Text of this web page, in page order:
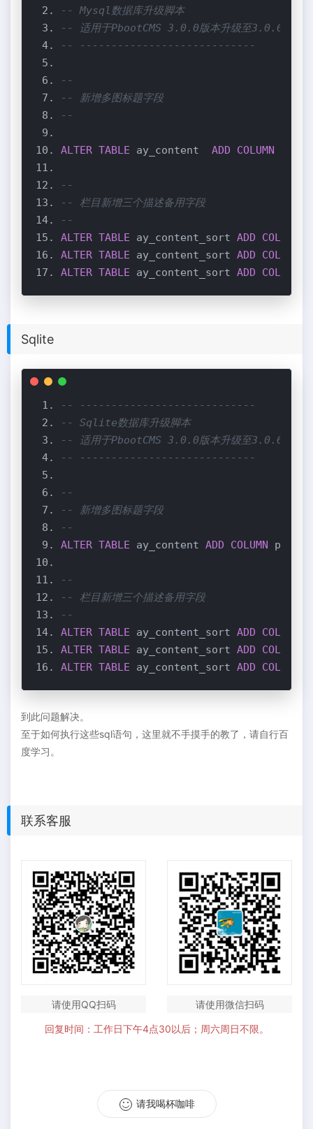
-- Mysql数据库升级脚本
-- 适用于PbootCMS 3.0.0版本升级至3.0.6
-- ----------------------------
--
-- 新增多图标题字段
--
ALTER TABLE ay_content ADD COLUMN
--
-- 栏目新增三个描述备用字段
--
ALTER TABLE ay_content_sort ADD COLUMN
ALTER TABLE ay_content_sort ADD COLUMN
ALTER TABLE ay_content_sort ADD COLUMN
Sqlite
-- ----------------------------
-- Sqlite数据库升级脚本
-- 适用于PbootCMS 3.0.0版本升级至3.0.6
-- ----------------------------
--
-- 新增多图标题字段
--
ALTER TABLE ay_content ADD COLUMN
--
-- 栏目新增三个描述备用字段
--
ALTER TABLE ay_content_sort ADD COLUMN
ALTER TABLE ay_content_sort ADD COLUMN
ALTER TABLE ay_content_sort ADD COLUMN
到此问题解决。
至于如何执行这些sql语句，这里就不手摸手的教了，请自行百
度学习。
联系客服
请使用QQ扫码 请使用微信扫码
回复时间：工作日下午4点30以后；周六周日不限。
请我喝杯咖啡